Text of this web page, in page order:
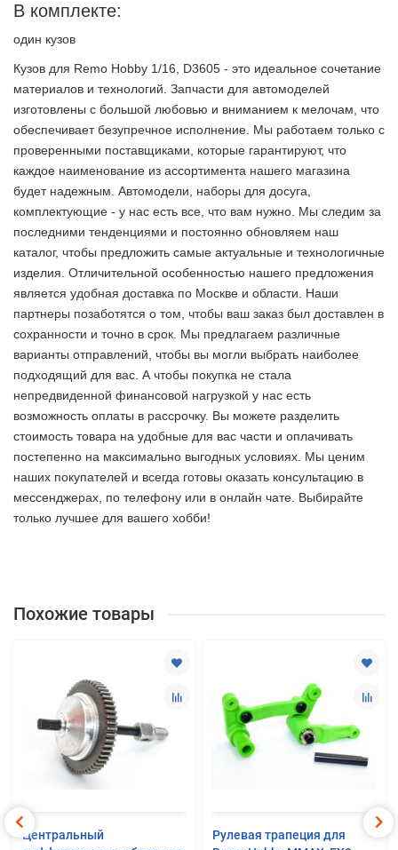
В комплекте:
один кузов
Кузов для Remo Hobby 1/16, D3605 - это идеальное сочетание
материалов и технологий. Запчасти для автомоделей
изготовлены с большой любовью и вниманием к мелочам, что
обеспечивает безупречное исполнение. Мы работаем только с
проверенными поставщиками, которые гарантируют, что
каждое наименование из ассортимента нашего магазина
будет надежным. Автомодели, наборы для досуга,
комплектующие - у нас есть все, что вам нужно. Мы следим за
последними тенденциями и постоянно обновляем наш
каталог, чтобы предложить самые актуальные и технологичные
изделия. Отличительной особенностью нашего предложения
является удобная доставка по Москве и области. Наши
партнеры позаботятся о том, чтобы ваш заказ был доставлен в
сохранности и точно в срок. Мы предлагаем различные
варианты отправлений, чтобы вы могли выбрать наиболее
подходящий для вас. А чтобы покупка не стала
непредвиденной финансовой нагрузкой у нас есть
возможность оплаты в рассрочку. Вы можете разделить
стоимость товара на удобные для вас части и оплачивать
постепенно на максимально выгодных условиях. Мы ценим
наших покупателей и всегда готовы оказать консультацию в
мессенджерах, по телефону или в онлайн чате. Выбирайте
только лучшее для вашего хобби!
Похожие товары
Центральный
Рулевая трапеция для
2 недели